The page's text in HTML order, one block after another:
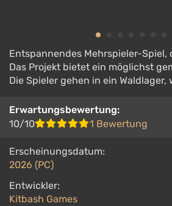
Entspannendes Mehrspieler-Spiel,
Das Projekt bietet ein möglichst
Die Spieler gehen in ein Waldlager,
Erwartungsbewertung:
10/10
1 Bewertung
Erscheinungsdatum:
2026 (PC)
Entwickler:
Kitbash Games